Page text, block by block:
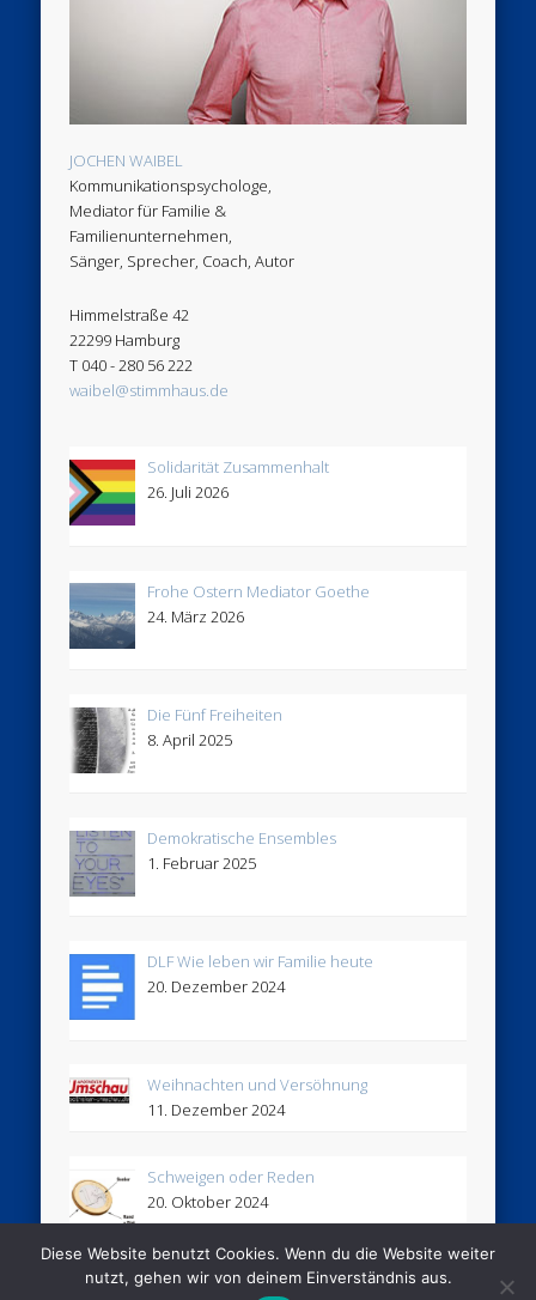
JOCHEN WAIBEL
Kommunikationspsychologe,
Mediator für Familie &
Familienunternehmen,
Sänger, Sprecher, Coach, Autor
Himmelstraße 42
22299 Hamburg
T 040 - 280 56 222
waibel@stimmhaus.de
Solidarität Zusammenhalt
26. Juli 2026
Frohe Ostern Mediator Goethe
24. März 2026
Die Fünf Freiheiten
8. April 2025
Demokratische Ensembles
1. Februar 2025
DLF Wie leben wir Familie heute
20. Dezember 2024
Weihnachten und Versöhnung
11. Dezember 2024
Schweigen oder Reden
20. Oktober 2024
Diese Website benutzt Cookies. Wenn du die Website weiter
nutzt, gehen wir von deinem Einverständnis aus.